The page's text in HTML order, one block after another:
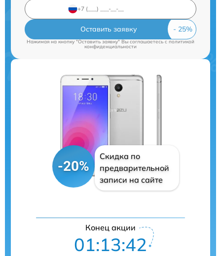
Оставить заявку
Нажимая на кнопку "Оставить заявку" Вы соглашаетесь cполитикой
конфиденциальности
-20%
Скидка по
предварительной
записи на сайте
Конец акции
01:13:42